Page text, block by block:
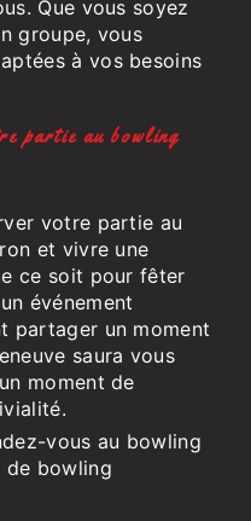
Que vous soyez
groupe, vous
à vos besoins
partie au bowling
votre partie au
et vivre une
ce soit pour fêter
événement
partager un moment
saura vous
moment de
vous au bowling
de bowling